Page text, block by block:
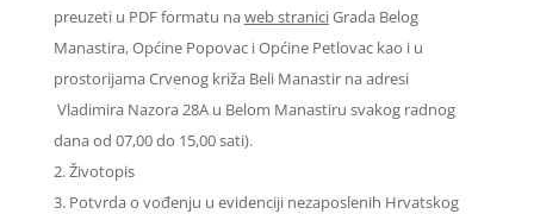
preuzeti u PDF formatu naweb straniciGrada Belog
Manastira, Općine Popovac i Općine Petlovac kao i u
prostorijama Crvenog križa Beli Manastir na adresi
Vladimira Nazora 28A u Belom Manastiru svakog radnog
dana od 07,00 do 15,00 sati).
Životopis
Potvrda o vođenju u evidenciji nezaposlenih Hrvatskog